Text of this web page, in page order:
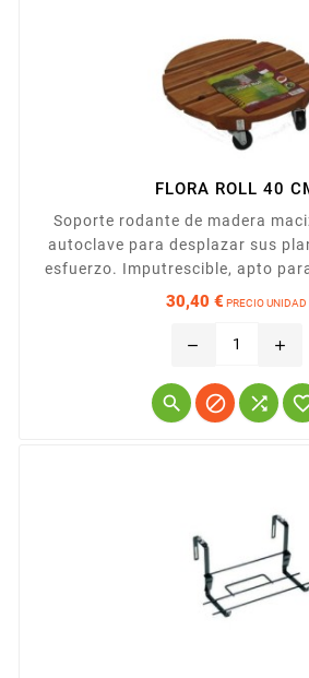
FLORA ROLL 40
Soporte rodante de madera
autoclave para desplazar sus
esfuerzo. Imputrescible, apto para
ruedas, 2 de ellas con
30,40 € PRECIO UNIDAD
remove add
  